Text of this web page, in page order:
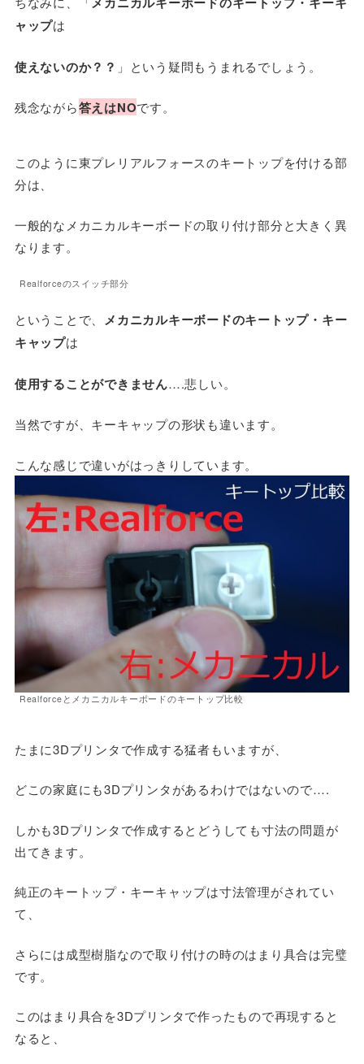
ャップは
使えないのか？？ 」という疑問もうまれるでしょう。
残念ながら答えはNOです。
このように東プレリアルフォースのキートップを付ける部
分は、
一般的なメカニカルキーボードの取り付け部分と大きく異
なります。
Realforceのスイッチ部分
ということで、 メカニカルキーボードのキートップ・キー
キャップは
使用することができません….悲しい。
当然ですが、キーキャップの形状も違います。
こんな感じで違いがはっきりしています。
Realforceとメカニカルキーボードのキートップ比較
たまに3Dプリンタで作成する猛者もいますが、
どこの家庭にも3Dプリンタがあるわけではないので….
しかも3Dプリンタで作成するとどうしても寸法の問題が
出てきます。
純正のキートップ・キーキャップは寸法管理がされてい
て、
さらには成型樹脂なので取り付けの時のはまり具合は完璧
です。
このはまり具合を3Dプリンタで作ったもので再現すると
なると、